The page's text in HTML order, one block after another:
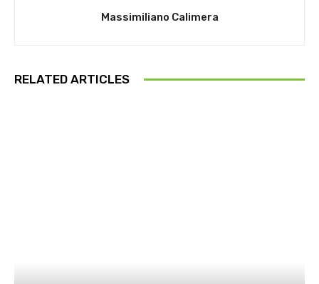
Massimiliano Calimera
RELATED ARTICLES